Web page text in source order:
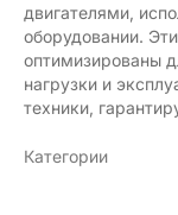
двигателями,
оборудовании.
оптимизированы
нагрузки и
техники,
Категории